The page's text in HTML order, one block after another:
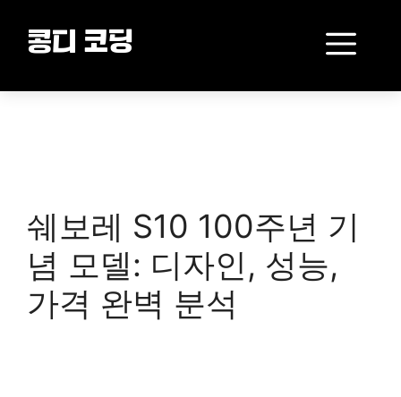
content콩디 코딩
쉐보레 S10 100주년 기
념 모델: 디자인, 성능,
가격 완벽 분석